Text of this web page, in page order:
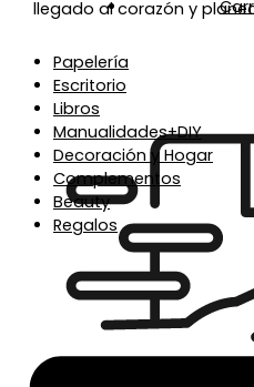
Papelería
Escritorio
Libros
Manualidades+DIY
Decoración y Hogar
Complementos
Beauty
Regalos
llegado al corazón y